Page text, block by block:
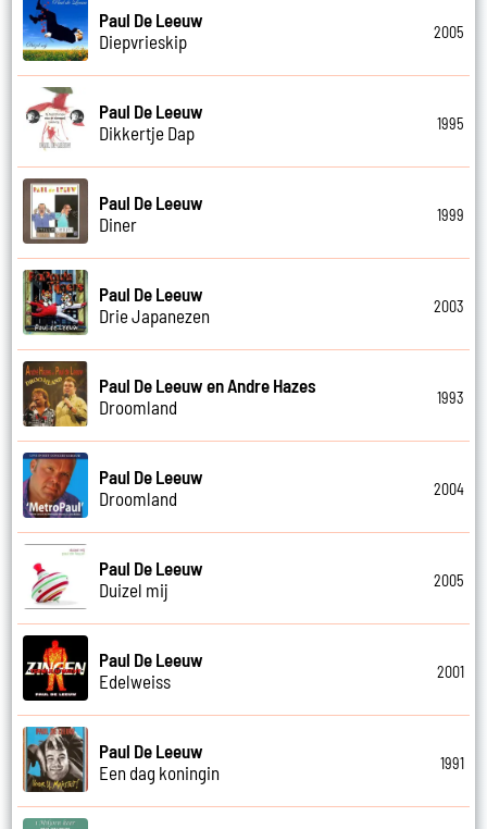
Paul De Leeuw
Diepvrieskip
2005
Paul De Leeuw
Dikkertje Dap
1995
Paul De Leeuw
Diner
1999
Paul De Leeuw
Drie Japanezen
2003
Paul De Leeuw en Andre Hazes
Droomland
1993
Paul De Leeuw
Droomland
2004
Paul De Leeuw
Duizel mij
2005
Paul De Leeuw
Edelweiss
2001
Paul De Leeuw
Een dag koningin
1991